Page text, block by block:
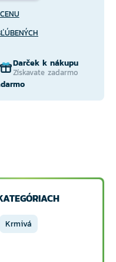
Darček k nákupu
Získavate zadarmo
Krmivá